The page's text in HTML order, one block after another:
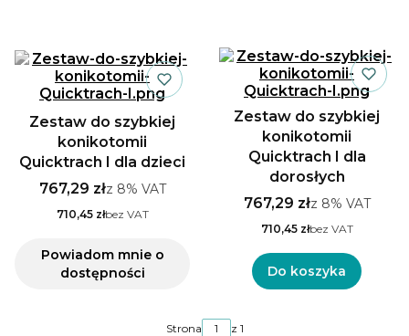
Zestaw do szybkiej
konikotomii
Quicktrach I dla dzieci
767,29 złz 8% VAT
710,45 złbez VAT
Powiadom mnie o
dostępności
Zestaw do szybkiej
konikotomii
Quicktrach I dla
dorosłych
767,29 złz 8% VAT
710,45 złbez VAT
Do koszyka
Strona z 1